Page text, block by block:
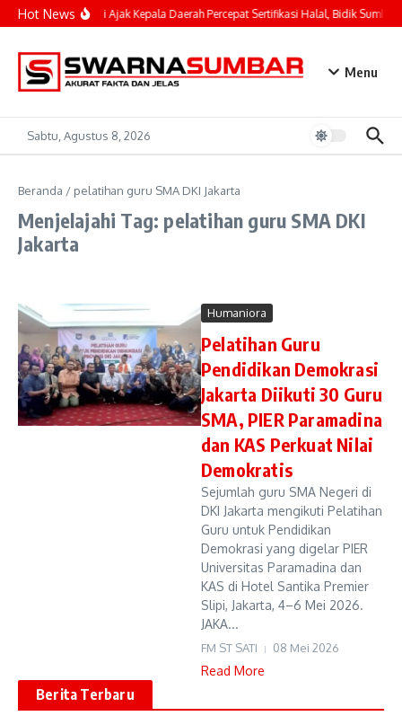
Lewati ke konten
Hot NewsMahyeldi Ajak Kepala Daerah Percepat Sertifikasi Halal, Bidik Sumbar
Menu
Sabtu, Agustus 8, 2026
Beranda / pelatihan guru SMA DKI Jakarta
Menjelajahi Tag: pelatihan guru SMA DKI
Jakarta
Humaniora
Pelatihan Guru
Pendidikan Demokrasi
Jakarta Diikuti 30 Guru
SMA, PIER Paramadina
dan KAS Perkuat Nilai
Demokratis
Sejumlah guru SMA Negeri di
DKI Jakarta mengikuti Pelatihan
Guru untuk Pendidikan
Demokrasi yang digelar PIER
Universitas Paramadina dan
KAS di Hotel Santika Premier
Slipi, Jakarta, 4–6 Mei 2026.
JAKA...
FM ST SATI 08 Mei 2026
Read More
Berita Terbaru